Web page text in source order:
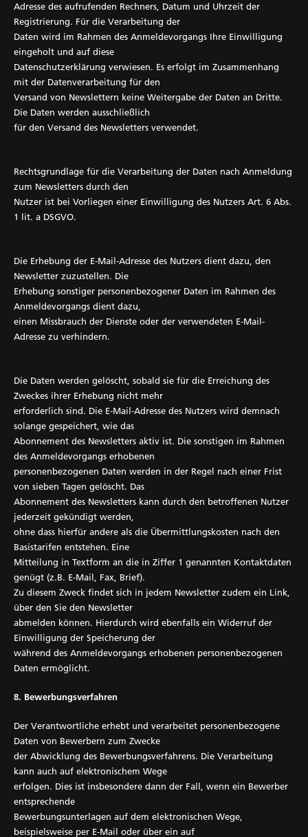
Adresse des aufrufenden Rechners, Datum und Uhrzeit der
Registrierung. Für die Verarbeitung der
Daten wird im Rahmen des Anmeldevorgangs Ihre Einwilligung
eingeholt und auf diese
Datenschutzerklärung verwiesen. Es erfolgt im Zusammenhang
mit der Datenverarbeitung für den
Versand von Newslettern keine Weitergabe der Daten an Dritte.
Die Daten werden ausschließlich
für den Versand des Newsletters verwendet.
Rechtsgrundlage für die Verarbeitung der Daten nach Anmeldung
zum Newsletters durch den
Nutzer ist bei Vorliegen einer Einwilligung des Nutzers Art. 6 Abs.
1 lit. a DSGVO.
Die Erhebung der E-Mail-Adresse des Nutzers dient dazu, den
Newsletter zuzustellen. Die
Erhebung sonstiger personenbezogener Daten im Rahmen des
Anmeldevorgangs dient dazu,
einen Missbrauch der Dienste oder der verwendeten E-Mail-
Adresse zu verhindern.
Die Daten werden gelöscht, sobald sie für die Erreichung des
Zweckes ihrer Erhebung nicht mehr
erforderlich sind. Die E-Mail-Adresse des Nutzers wird demnach
solange gespeichert, wie das
Abonnement des Newsletters aktiv ist. Die sonstigen im Rahmen
des Anmeldevorgangs erhobenen
personenbezogenen Daten werden in der Regel nach einer Frist
von sieben Tagen gelöscht. Das
Abonnement des Newsletters kann durch den betroffenen Nutzer
jederzeit gekündigt werden,
ohne dass hierfür andere als die Übermittlungskosten nach den
Basistarifen entstehen. Eine
Mitteilung in Textform an die in Ziffer 1 genannten Kontaktdaten
genügt (z.B. E-Mail, Fax, Brief).
Zu diesem Zweck findet sich in jedem Newsletter zudem ein Link,
über den Sie den Newsletter
abmelden können. Hierdurch wird ebenfalls ein Widerruf der
Einwilligung der Speicherung der
während des Anmeldevorgangs erhobenen personenbezogenen
Daten ermöglicht.
8. Bewerbungsverfahren
Der Verantwortliche erhebt und verarbeitet personenbezogene
Daten von Bewerbern zum Zwecke
der Abwicklung des Bewerbungsverfahrens. Die Verarbeitung
kann auch auf elektronischem Wege
erfolgen. Dies ist insbesondere dann der Fall, wenn ein Bewerber
entsprechende
Bewerbungsunterlagen auf dem elektronischen Wege,
beispielsweise per E-Mail oder über ein auf